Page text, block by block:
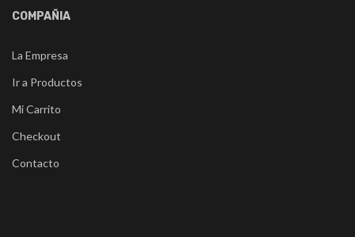
COMPAÑIA
La Empresa
Ir a Productos
Mi Carrito
Checkout
Contacto